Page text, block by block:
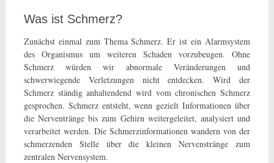
Was ist Schmerz?
Zunächst einmal zum Thema Schmerz. Er ist ein Alarmsystem
des Organismus um weiteren Schaden vorzubeugen. Ohne
Schmerz würden wir abnormale Veränderungen und
schwerwiegende Verletzungen nicht entdecken. Wird der
Schmerz ständig anhaltendend wird vom chronischen Schmerz
gesprochen. Schmerz entsteht, wenn gezielt Informationen über
die Nerventränge bis zum Gehirn weitergeleitet, analysiert und
verarbeitet werden. Die Schmerzinformationen wandern von der
schmerzenden Stelle über die kleinen Nervenstränge zum
zentralen Nervensystem.